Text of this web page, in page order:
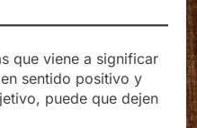
que viene a significar
sentido positivo y
puede que dejen